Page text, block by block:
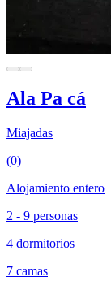
Ala Pa cá
Miajadas
(0)
Alojamiento entero
2 - 9 personas
4 dormitorios
7 camas